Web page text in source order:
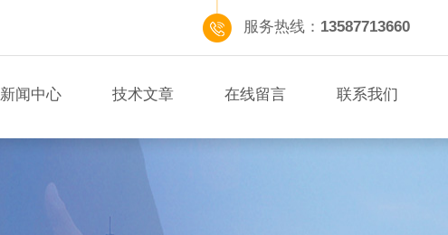
服务热线： 13587713660
新闻中心 技术文章 在线留言 联系我们